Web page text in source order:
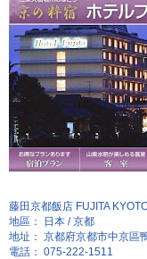
藤田京都飯店 FUJITA
地區： 日本 / 京都
地址： 京都府京都市中京區
電話： 075-222-1511